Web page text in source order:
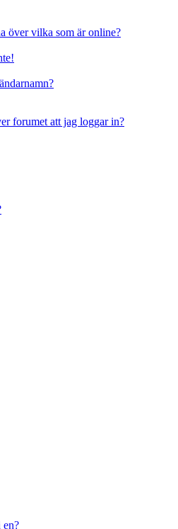
över vilka som är online?
forumet att jag loggar in?
en?